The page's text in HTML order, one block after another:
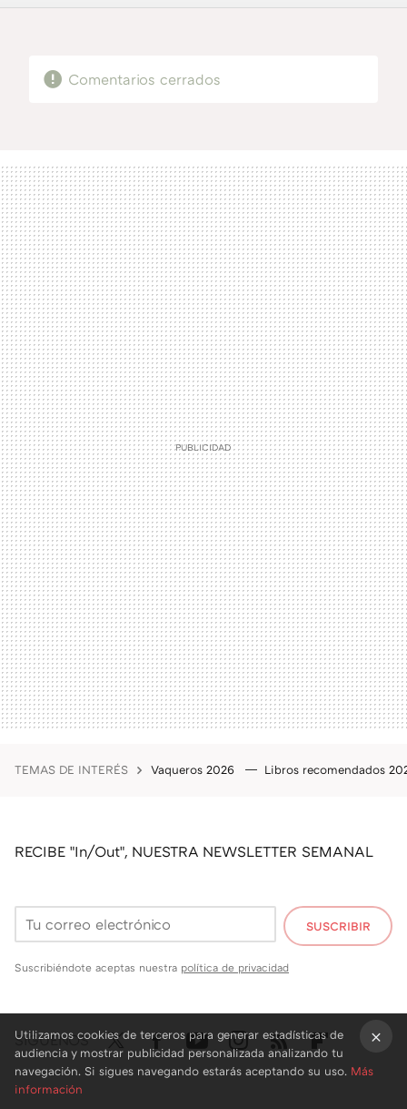
FACEBOOK
TWITTERFLIPBOARD
E-
WHATSAPP
Comentarios cerrados
TEMAS DE INTERÉS Vaqueros 2026 Libros recomendados
RECIBE "In/Out", NUESTRA NEWSLETTER SEMANAL
SUSCRIBIR
Suscribiéndote aceptas nuestra política de privacidad
SÍGUENOS
Twit
Fac
You
Inst
RSS
Flip
Utilizamos cookies de terceros para generar estadísticas de
audiencia y mostrar publicidad personalizada analizando tu
navegación. Si sigues navegando estarás aceptando su uso. Más
información